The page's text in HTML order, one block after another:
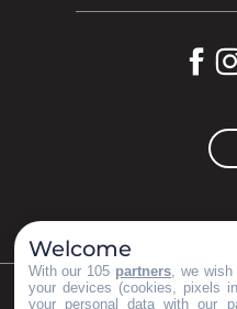
Welcome
With our 105 partners , we
your devices (cookies, pixels
your personal data with our